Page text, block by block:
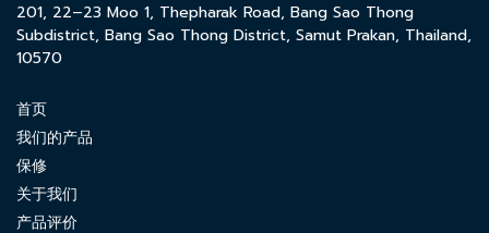
201, 22–23 Moo 1, Thepharak Road, Bang Sao Thong
Subdistrict, Bang Sao Thong District, Samut Prakan, Thailand,
10570
首页
我们的产品
保修
关于我们
产品评价